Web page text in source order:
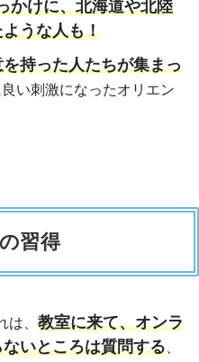
かけに、北海道や北陸
うな人も！
持った人たちが集まっ
い刺激になったオリエン
習得
、 教室に来て、オンラ
いところは質問する